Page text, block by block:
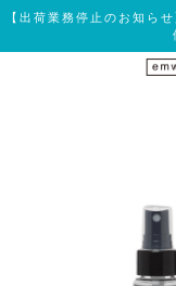
【出荷業務停止のお知ら